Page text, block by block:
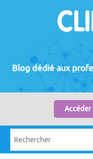
Accéder
Blog dédié aux